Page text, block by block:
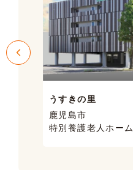
うすきの里
鹿児島市
特別養護老人ホーム